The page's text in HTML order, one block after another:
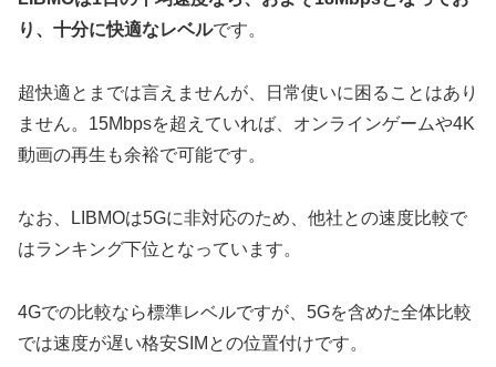
り、十分に快適なレベルです。
超快適とまでは言えませんが、日常使いに困ることはあり
ません。15Mbpsを超えていれば、オンラインゲームや4K
動画の再生も余裕で可能です。
なお、LIBMOは5Gに非対応のため、他社との速度比較で
はランキング下位となっています。
4Gでの比較なら標準レベルですが、5Gを含めた全体比較
では速度が遅い格安SIMとの位置付けです。